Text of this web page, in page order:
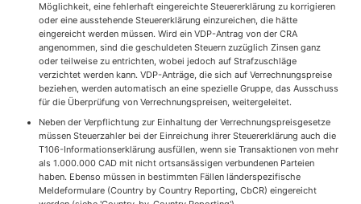
Möglichkeit, eine fehlerhaft eingereichte Steuererklärung zu korrigieren
oder eine ausstehende Steuererklärung einzureichen, die hätte
eingereicht werden müssen. Wird ein VDP-Antrag von der CRA
angenommen, sind die geschuldeten Steuern zuzüglich Zinsen ganz
oder teilweise zu entrichten, wobei jedoch auf Strafzuschläge
verzichtet werden kann. VDP-Anträge, die sich auf Verrechnungspreise
beziehen, werden automatisch an eine spezielle Gruppe, das Ausschuss
für die Überprüfung von Verrechnungspreisen, weitergeleitet.
Neben der Verpflichtung zur Einhaltung der Verrechnungspreisgesetze
müssen Steuerzahler bei der Einreichung ihrer Steuererklärung auch die
T106-Informationserklärung ausfüllen, wenn sie Transaktionen von mehr
als 1.000.000 CAD mit nicht ortsansässigen verbundenen Parteien
haben. Ebenso müssen in bestimmten Fällen länderspezifische
Meldeformulare (Country by Country Reporting, CbCR) eingereicht